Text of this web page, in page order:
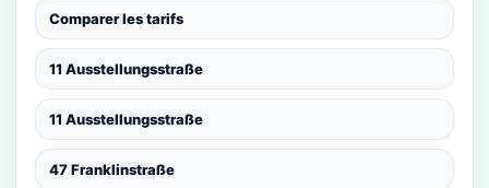
Comparer les tarifs
11 Ausstellungsstraße
11 Ausstellungsstraße
47 Franklinstraße